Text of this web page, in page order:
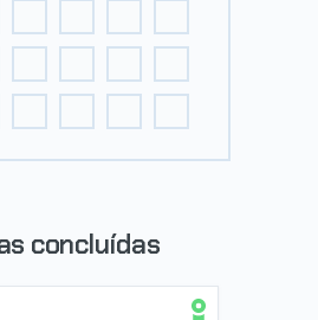
concluídas